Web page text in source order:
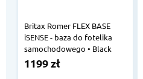
Britax Romer FLEX BASE
iSENSE - baza do fotelika
samochodowego • Black
1199 zł